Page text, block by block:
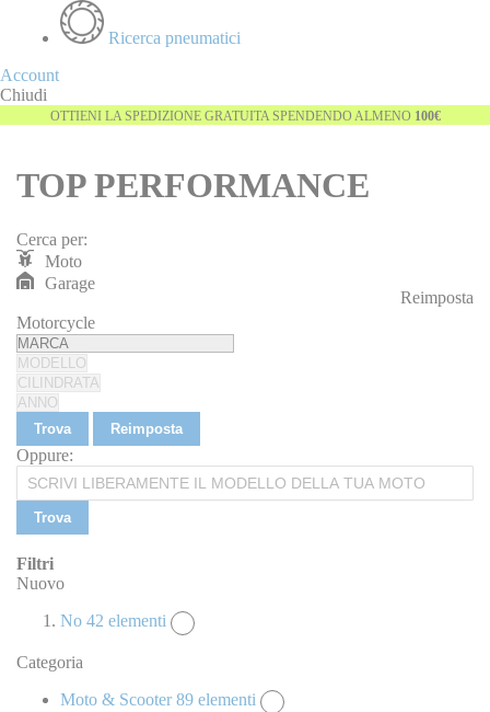
Ricerca pneumatici
Account
Chiudi
OTTIENI LA SPEDIZIONE GRATUITA SPENDENDO ALMENO 100€
TOP PERFORMANCE
Cerca per:
Moto
Garage
Reimposta
Motorcycle
Trova Reimposta
Oppure:
Trova
Filtri
Nuovo
No 42 elementi
Categoria
Moto & Scooter 89 elementi